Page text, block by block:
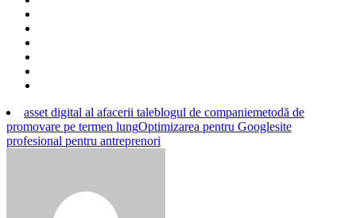
asset digital al afacerii taleblogul de companiemetodă de
promovare pe termen lungOptimizarea pentru Googlesite
profesional pentru antreprenori